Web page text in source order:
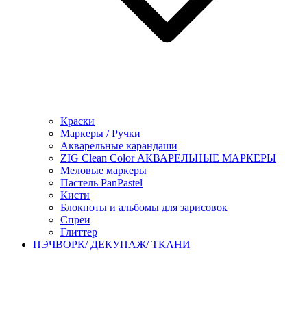
Краски
Маркеры / Ручки
Акварельные карандаши
ZIG Clean Color АКВАРЕЛЬНЫЕ МАРКЕРЫ
Меловые маркеры
Пастель PanPastel
Кисти
Блокноты и альбомы для зарисовок
Спреи
Глиттер
ПЭЧВОРК/ ДЕКУПАЖ/ ТКАНИ